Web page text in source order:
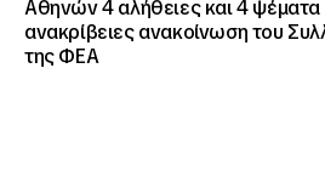
Αθηνών 4 αλήθειες και 4 ψέματα
ανακρίβειες ανακοίνωση του
της ΦΕΑ